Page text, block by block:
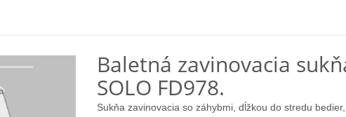
Baletná zavinovacia
SOLO FD978.
Sukňa zavinovacia so záhybmi, dĺžkou do stredu